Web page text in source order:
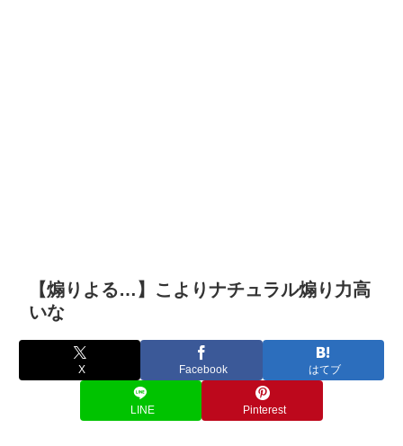
【煽りよる…】こよりナチュラル煽り力高
いな
X Facebook はてブ
LINE Pinterest